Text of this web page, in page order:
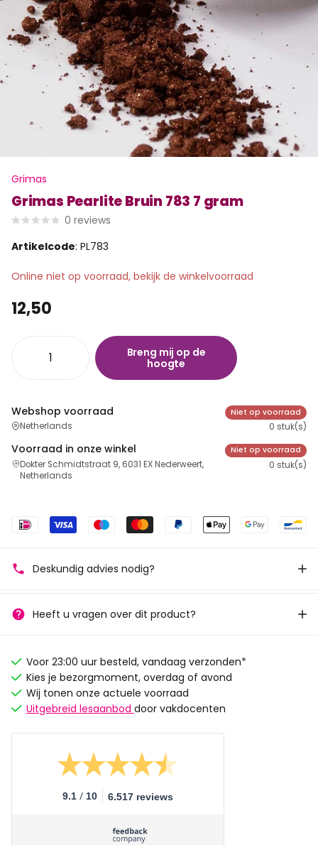
Grimas
Grimas Pearlite Bruin 783 7 gram
0 reviews
Artikelcode: PL783
Online niet op voorraad, bekijk de winkelvoorraad
12,50
Breng mij op de
hoogte
Webshop voorraad
Netherlands
Niet op voorraad
0 stuk(s)
Voorraad in onze winkel
Dokter Schmidtstraat 9, 6031 EX Nederweert,
Netherlands
Niet op voorraad
0 stuk(s)
Deskundig advies nodig?
Heeft u vragen over dit product?
Voor 23:00 uur besteld, vandaag verzonden*
Kies je bezorgmoment, overdag of avond
Wij tonen onze actuele voorraad
Uitgebreid lesaanbod door vakdocenten
9.1 / 10 6.517 reviews